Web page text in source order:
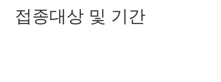
접종대상 및 기간